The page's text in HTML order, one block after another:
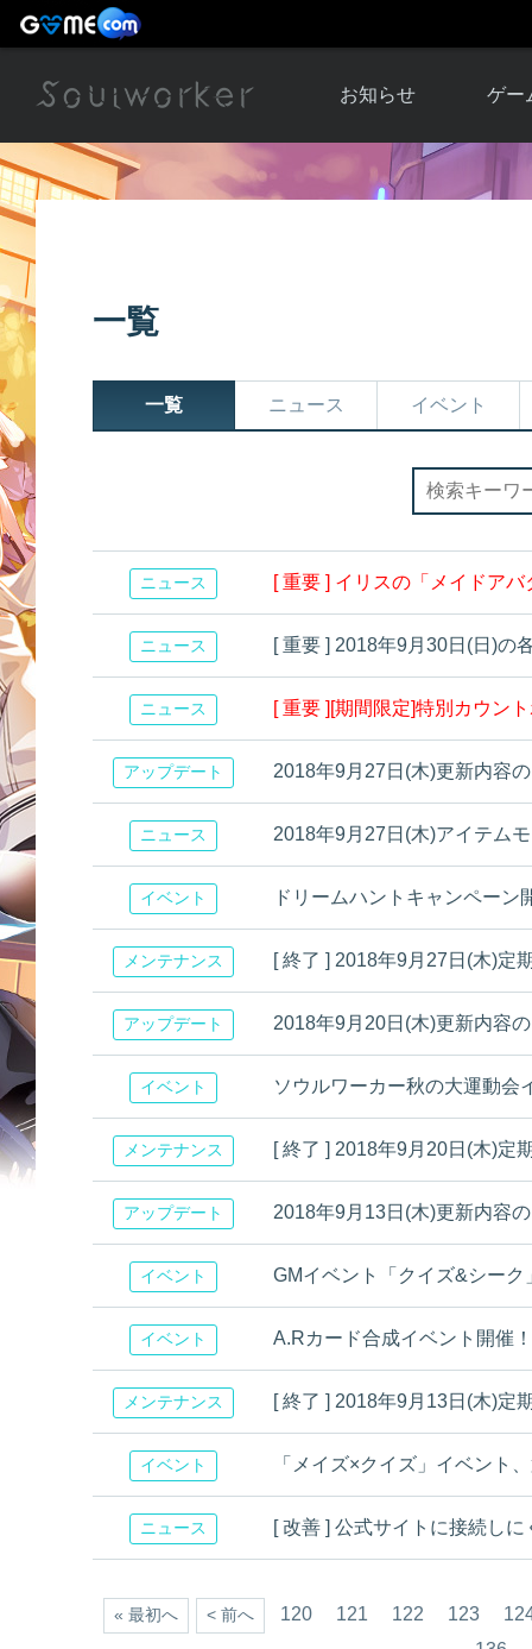
お知らせ
お知らせ一覧
ゲー
ソウ
一覧
一覧 ニュース イベント
ニュース [ 重要 ] イリスの「メイドア
ニュース [ 重要 ] 2018年9月30日(日)の
ニュース [ 重要 ][期間限定]特別カウン
アップデート 2018年9月27日(木)更新内容
ニュース 2018年9月27日(木)アイテム
イベント ドリームハントキャンペーン
メンテナンス [ 終了 ] 2018年9月27日(木)定
アップデート 2018年9月20日(木)更新内容
イベント ソウルワーカー秋の大運動会
メンテナンス [ 終了 ] 2018年9月20日(木)定
アップデート 2018年9月13日(木)更新内容
イベント GMイベント「クイズ&シーク
イベント A.Rカード合成イベント開催！
メンテナンス [ 終了 ] 2018年9月13日(木)定
イベント 「メイズ×クイズ」イベント
ニュース [ 改善 ] 公式サイトに接続し
« 最初へ < 前へ 120 121 122 123